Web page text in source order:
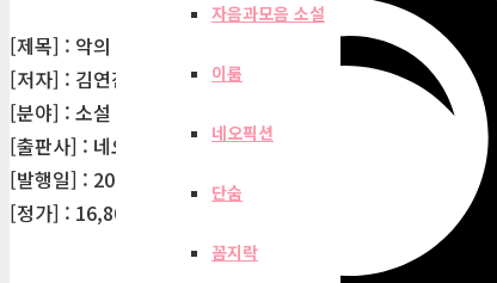
자음과모음 소설
이룸
네오픽션
단숨
꼼지락
[제목] : 악의 회고록(ON 19)
[저자] : 김연진
[분야] : 소설 > 한국소설 > 판타지소설
[출판사] : 네오픽션
[발행일] : 2024-02-20
[정가] : 16,800원